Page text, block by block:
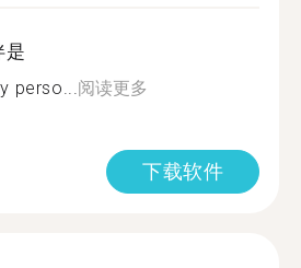
是
perso...阅读更多
下载软件